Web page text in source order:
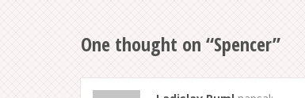
v
One thought on “Spencer”